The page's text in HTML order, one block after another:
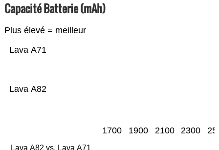
Capacité Batterie (mAh)
Plus élevé = meilleur
Lava A82
Lava A71
1700 1900 2100 2300
Lava A82 vs. Lava A71